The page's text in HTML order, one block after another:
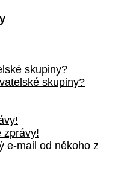
skupiny?
skupiny?
zprávy!
e-mail od někoho z